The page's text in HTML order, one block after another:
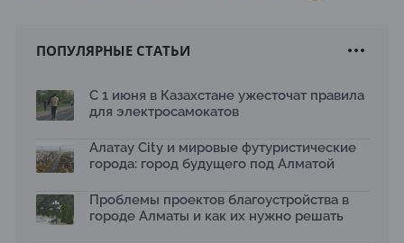
ПОПУЛЯРНЫЕ СТАТЬИ
С 1 июня в Казахстане ужесточат правила
для электросамокатов
Алатау City и мировые футуристические
города: город будущего под Алматой
Проблемы проектов благоустройства в
городе Алматы и как их нужно решать